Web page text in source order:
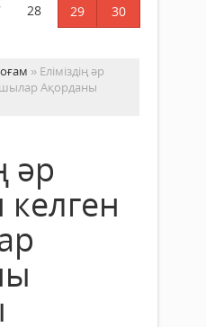
28 29
30
» Еліміздің әр
Ақорданы
әр
келген